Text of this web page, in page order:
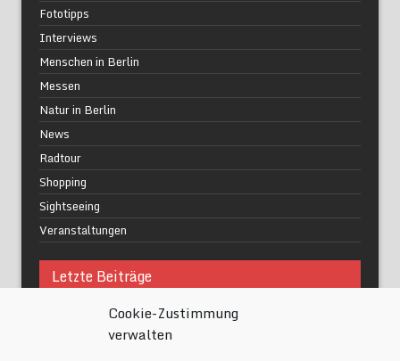
Cookie-Zustimmung
verwalten
Fototipps
Interviews
Menschen in Berlin
Messen
Natur in Berlin
News
Radtour
Shopping
Sightseeing
Veranstaltungen
Letzte Beiträge
Was macht urbane Lebensqualität wirklich aus?
Grüne Oasen in Berlin